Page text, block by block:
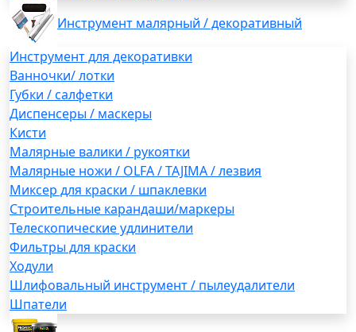
Инструмент малярный / декоративный
Инструмент для декоративки
Ванночки/ лотки
Губки / салфетки
Диспенсеры / маскеры
Кисти
Малярные валики / рукоятки
Малярные ножи / OLFA / TAJIMA / лезвия
Миксер для краски / шпаклевки
Строительные карандаши/маркеры
Телескопические удлинители
Фильтры для краски
Ходули
Шлифовальный инструмент / пылеудалители
Шпатели